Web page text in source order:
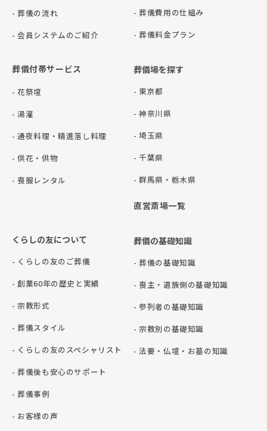
- 葬儀の流れ
- 会員システムのご紹介
- 葬儀費用の仕組み
- 葬儀料金プラン
葬儀付帯サービス
- 花祭壇
- 湯灌
- 通夜料理・精進落し料理
- 供花・供物
- 喪服レンタル
葬儀場を探す
- 東京都
- 神奈川県
- 埼玉県
- 千葉県
- 群⾺県・栃⽊県
直営斎場一覧
くらしの友について
- くらしの友のご葬儀
- 創業60年の歴史と実績
- 宗教形式
- 葬儀スタイル
- くらしの友のスペシャリスト
- 葬儀後も安心のサポート
- 葬儀事例
- お客様の声
葬儀の基礎知識
- 葬儀の基礎知識
- 喪主・遺族側の基礎知識
- 参列者の基礎知識
- 宗教別の基礎知識
- 法要・仏壇・お墓の知識